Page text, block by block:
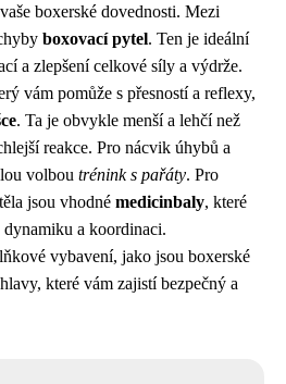
boxerské dovednosti. Mezi
boxovací pytel. Ten je ideální
a zlepšení celkové síly a výdrže.
vám pomůže s přesností a reflexy,
. Ta je obvykle menší a lehčí než
reakce. Pro nácvik úhybů a
volbou trénink s pařáty. Pro
jsou vhodné medicinbaly, které
a koordinaci.
vybavení, jako jsou boxerské
které vám zajistí bezpečný a